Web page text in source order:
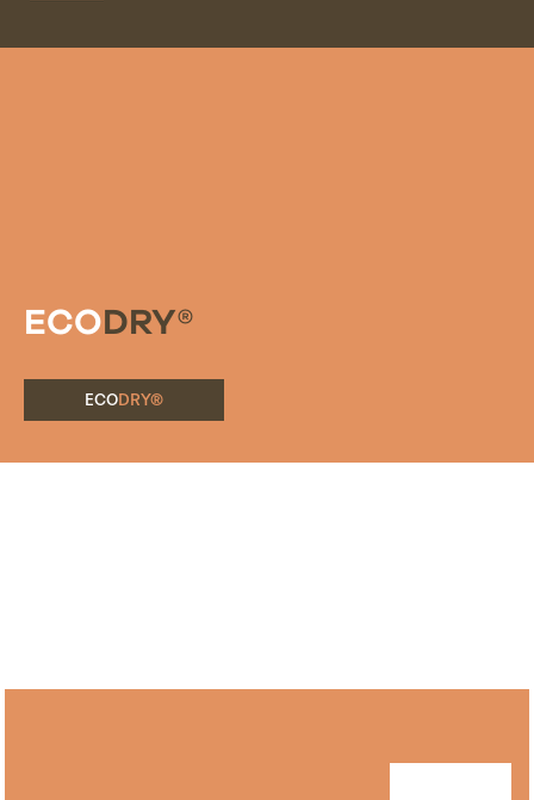
ECO DRY®
ECODRY®